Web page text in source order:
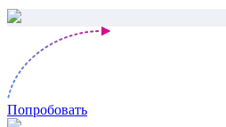
Попробовать